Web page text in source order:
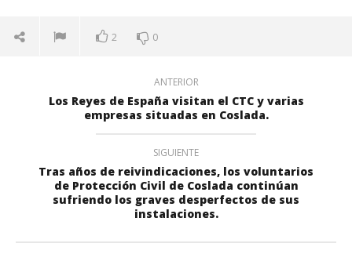
2 0
ANTERIOR
Los Reyes de España visitan el CTC y varias
empresas situadas en Coslada.
SIGUIENTE
Tras años de reivindicaciones, los voluntarios
de Protección Civil de Coslada continúan
sufriendo los graves desperfectos de sus
instalaciones.